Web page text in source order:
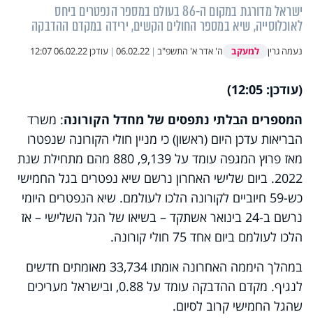
ישראל מדורגת במקום ה-86 בעולם במספר הנפטרים ביחס
לאוכלוסייה, שיא במספר החולים הקשים, ירידה במקדם ההדבקה
נעמה גרין למעקב ה' אדר א' התשפ"ב |
06.02.22
| עודכן06.02.22 12:07
(עודכן: 12:05)
המספרים הבלתי נתפסים של מחדל הקורונה: משרד
הבריאות עדכן היום (ראשון) כי מניין חולי הקורונה שנפטרו
מאז פרוץ המגפה עומד על 9,139, 880 מהם מתחילת שנת
2022. ביום שלישי האחרון נרשם שיא נפטרים בגל החמישי
כש-59 חיוביים לקורונה הלכו לעולמם. שיא הנפטרים היומי
נרשם ב-24 בינואר אשתקד – בשיאו של הגל השלישי – אז
הלכו לעולמם ביום אחד 75 חולי קורונה.
במהלך היממה האחרונה אומתו 33,734 מאומתים חדשים
לנגיף. מקדם ההדבקה עומד על 0.88, ובישראל מעריכים
שהגל החמישי קרוב לסיום.